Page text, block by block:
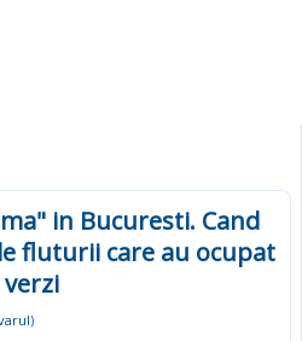
in Bucuresti. Cand
fluturii care au ocupat
)